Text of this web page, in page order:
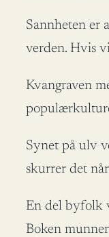
Sannheten er
verden. Hvis
Kvangraven
Synet på ulv
skurrer det
En del byfolk
Boken